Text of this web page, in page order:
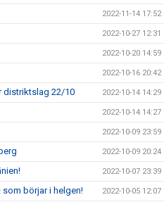
2022-11-14 17:52
2022-10-27 12:31
2022-10-20 14:59
2022-10-16 20:42
distriktslag 22/10 2022-10-14 14:29
2022-10-14 14:27
2022-10-09 23:59
2022-10-09 20:24
2022-10-07 23:39
som börjar i helgen! 2022-10-05 12:07